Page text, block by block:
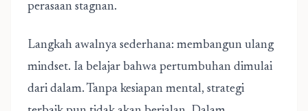
perasaan stagnan.
Langkah awalnya sederhana: membangun ulang
mindset. Ia belajar bahwa pertumbuhan dimulai
dari dalam. Tanpa kesiapan mental, strategi